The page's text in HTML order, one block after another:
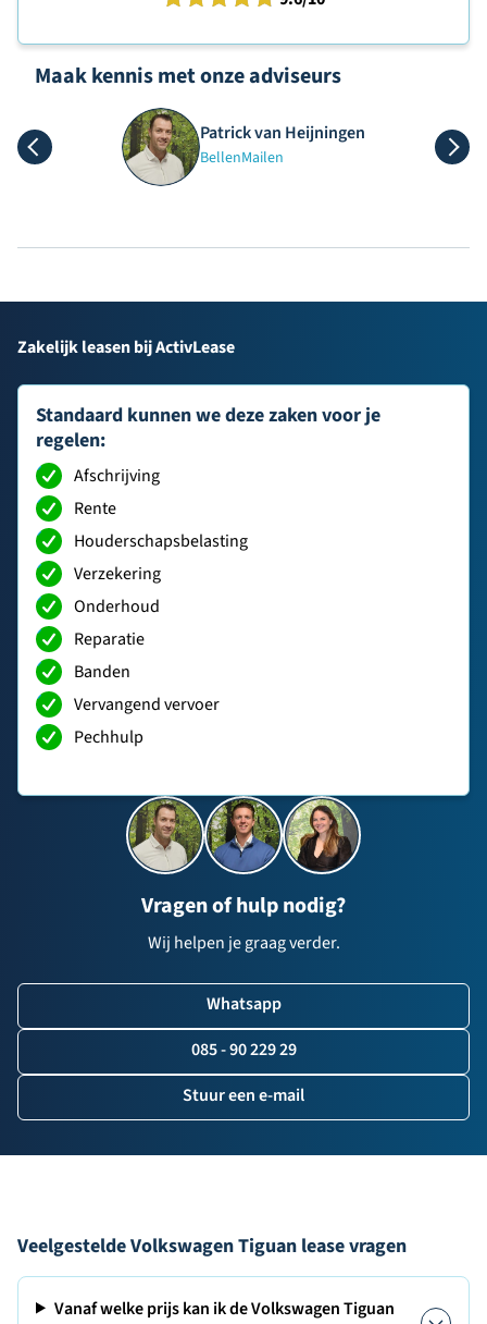
Maak kennis met onze adviseurs
Patrick van Heijningen
BellenMailen
Zakelijk leasen bij ActivLease
Standaard kunnen we deze zaken voor je
regelen:
Afschrijving
Rente
Houderschapsbelasting
Verzekering
Onderhoud
Reparatie
Banden
Vervangend vervoer
Pechhulp
Vragen of hulp nodig?
Wij helpen je graag verder.
Whatsapp
085 - 90 229 29
Stuur een e-mail
Veelgestelde Volkswagen Tiguan lease vragen
Vanaf welke prijs kan ik de Volkswagen Tiguan